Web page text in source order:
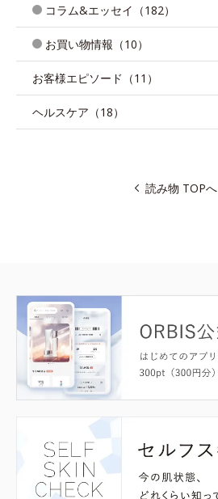
コラム&エッセイ（182）
お買い物情報（10）
お客様エピソード（11）
ヘルスケア（18）
読み物 TOPへ